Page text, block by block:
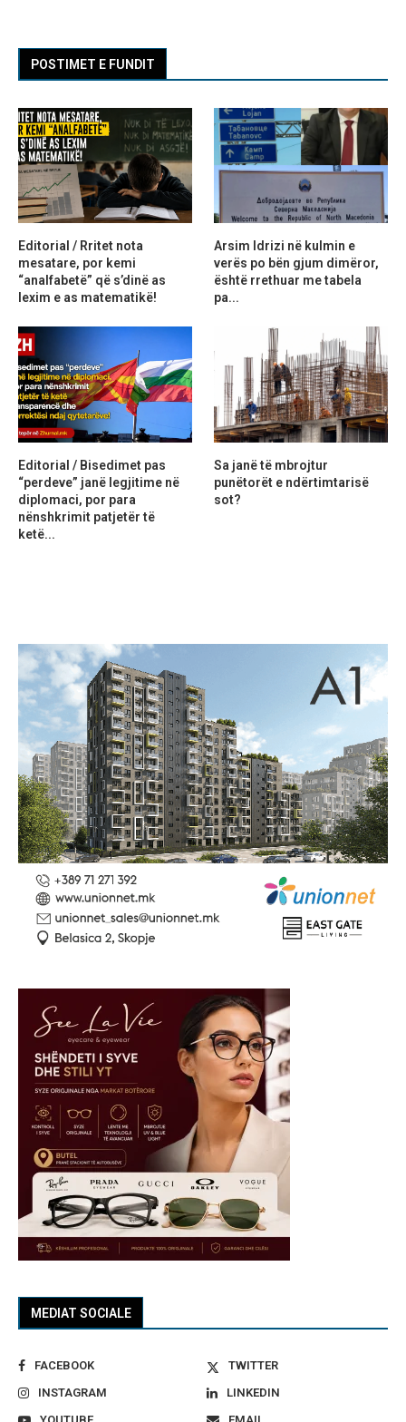
MEDIAT SOCIALE
FACEBOOK
TWITTER
INSTAGRAM
LINKEDIN
POSTIMET E FUNDIT
Editorial / Rritet nota
mesatare, por kemi
“analfabetë” që s’dinë as
lexim e as matematikë!
Arsim Idrizi në kulmin e
verës po bën gjum dimëror,
është rrethuar me tabela
pa...
Editorial / Bisedimet pas
“perdeve” janë legjitime në
diplomaci, por para
nënshkrimit patjetër të
ketë...
Sa janë të mbrojtur
punëtorët e ndërtimtarisë
sot?